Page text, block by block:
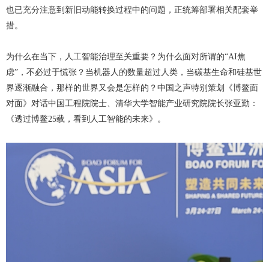
也已充分注意到新旧动能转换过程中的问题，正统筹部署相关配套举
措。
为什么在当下，人工智能治理至关重要？为什么面对所谓的“AI焦
虑”，不必过于慌张？当机器人的数量超过人类，当碳基生命和硅基世
界逐渐融合，那样的世界又会是怎样的？中国之声特别策划《博鳌面
对面》对话中国工程院院士、清华大学智能产业研究院院长张亚勤：
《透过博鳌25载，看到人工智能的未来》。